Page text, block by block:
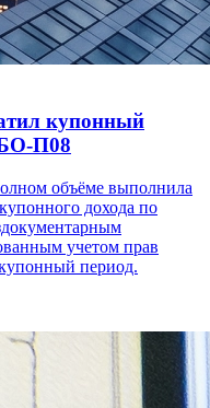
купонный
БО-П08
объёме выполнила
дохода по
учетом прав
период.